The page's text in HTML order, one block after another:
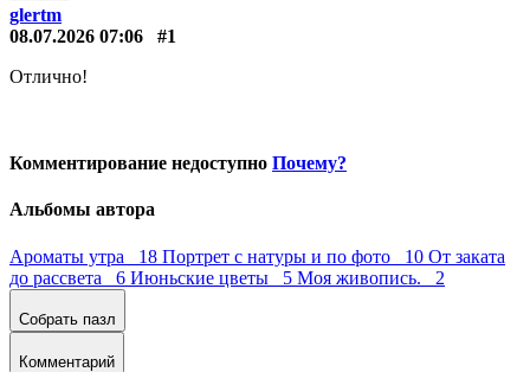
glertm
08.07.2026 07:06
#1
Отлично!
Комментирование недоступно Почему?
Альбомы автора
Ароматы утра 18 Портрет с натуры и по фото 10 От заката
до рассвета 6 Июньские цветы 5 Моя живопись. 2
Собрать пазл
Комментарий